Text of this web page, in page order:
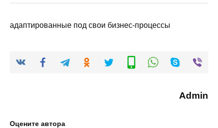
адаптированные под свои бизнес-процессы
Admin
Оцените автора